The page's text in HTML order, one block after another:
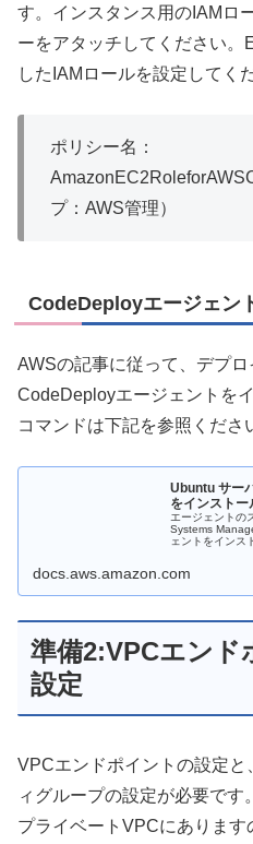
す。インスタンス用のIAMロ
ーをアタッチしてください
したIAMロールを設定してく
ポリシー名：
プ：AWS管理）
CodeDeployエージェン
AWSの記事に従って、デプ
CodeDeployエージェントを
コマンドは下記を参照くださ
Ubuntu サー
をインスト
エージェントの
Systems
ェントをインス
docs.aws.amazon.com
準備2:VPCエンド
設定
VPCエンドポイントの設定
ィグループの設定が必要で
プライベートVPCにありま